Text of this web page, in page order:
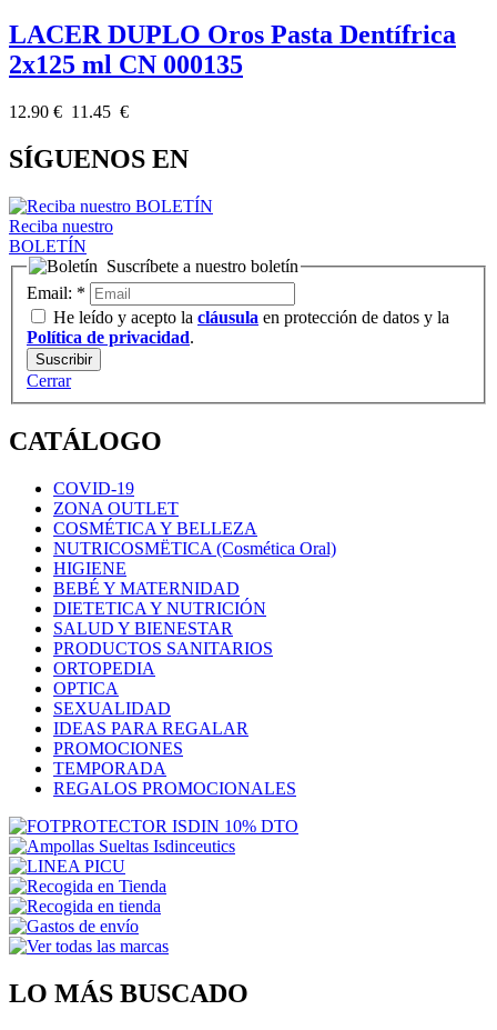
LACER DUPLO Oros Pasta Dentífrica
2x125 ml CN 000135
12.90 € 11.45 €
SÍGUENOS EN
Reciba nuestro
BOLETÍN
Suscríbete a nuestro boletín
Email: *
He leído y acepto la cláusula en protección de datos y la
Política de privacidad.
Cerrar
CATÁLOGO
COVID-19
ZONA OUTLET
COSMÉTICA Y BELLEZA
NUTRICOSMËTICA (Cosmética Oral)
HIGIENE
BEBÉ Y MATERNIDAD
DIETETICA Y NUTRICIÓN
SALUD Y BIENESTAR
PRODUCTOS SANITARIOS
ORTOPEDIA
OPTICA
SEXUALIDAD
IDEAS PARA REGALAR
PROMOCIONES
TEMPORADA
REGALOS PROMOCIONALES
LO MÁS BUSCADO